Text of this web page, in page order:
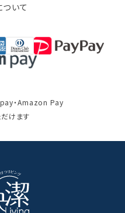
いて
・Amazon Pay
けます